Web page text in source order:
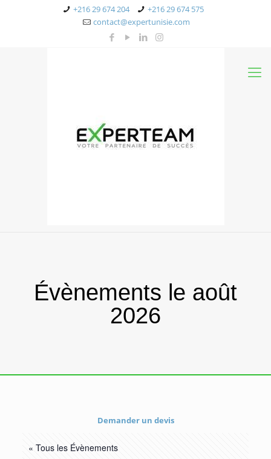
+216 29 674 204
+216 29 674 575
contact@expertunisie.com
Évènements le août
2026
Demander un devis
« Tous les Évènements